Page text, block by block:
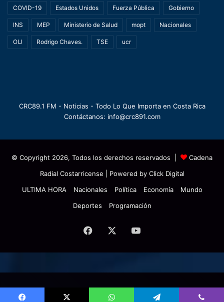
COVID-19 Estados Unidos Fuerza Pública Gobierno
INS MEP Ministerio de Salud mopt Nacionales
OIJ Rodrigo Chaves. TSE ucr
CRC89.1 FM - Noticias - Todo Lo Que Importa en Costa Rica
Contáctanos: info@crc891.com
© Copyright 2026, Todos los derechos reservados |
Cadena
Radial Costarricense | Powered by Click Digital
ULTIMA HORA
Nacionales Política Economía
Mundo
Deportes
Programación
Facebook YouTube